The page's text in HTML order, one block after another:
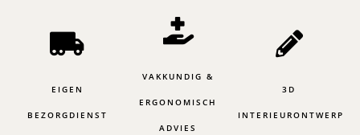
EIGEN
BEZORGDIENST
VAKKUNDIG &
ERGONOMISCH
ADVIES
3D
INTERIEURONTWERP